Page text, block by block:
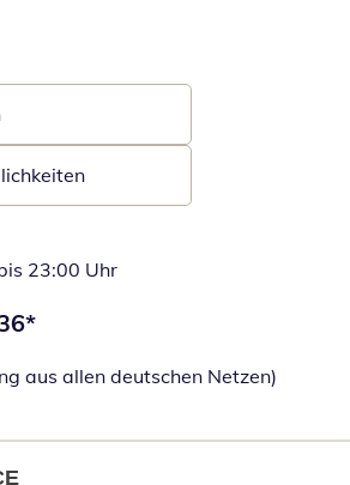
23:00 Uhr
*
aus allen deutschen Netzen)